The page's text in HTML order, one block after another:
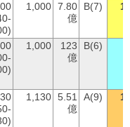
1,000 7.80
億
B(7)
1,000
123
億
B(6)
1,130 5.51
億
A(9)